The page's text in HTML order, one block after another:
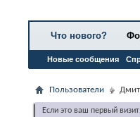
Что нового?
Новые сообщения
Пользователи
Если это ваш первый